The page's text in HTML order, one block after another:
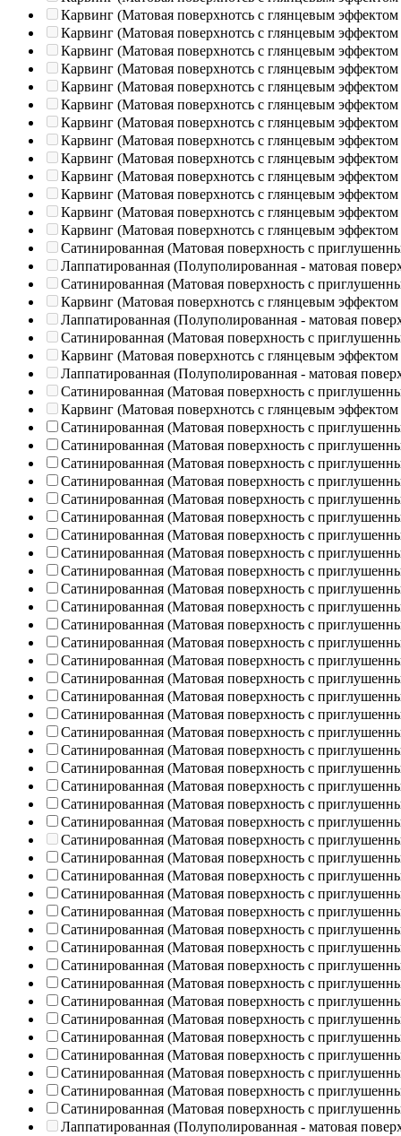
Карвинг (Матовая поверхнотсь с глянцевым эффектом
Карвинг (Матовая поверхнотсь с глянцевым эффектом
Карвинг (Матовая поверхнотсь с глянцевым эффектом
Карвинг (Матовая поверхнотсь с глянцевым эффектом
Карвинг (Матовая поверхнотсь с глянцевым эффектом
Карвинг (Матовая поверхнотсь с глянцевым эффектом
Карвинг (Матовая поверхнотсь с глянцевым эффектом
Карвинг (Матовая поверхнотсь с глянцевым эффектом
Карвинг (Матовая поверхнотсь с глянцевым эффектом
Карвинг (Матовая поверхнотсь с глянцевым эффектом
Карвинг (Матовая поверхнотсь с глянцевым эффектом
Карвинг (Матовая поверхнотсь с глянцевым эффектом
Карвинг (Матовая поверхнотсь с глянцевым эффектом
Сатинированная (Матовая поверхность с
Лаппатированная (Полуполированная - матовая
Сатинированная (Матовая поверхность с
Карвинг (Матовая поверхнотсь с глянцевым эффектом
Лаппатированная (Полуполированная - матовая
Сатинированная (Матовая поверхность с
Карвинг (Матовая поверхнотсь с глянцевым эффектом
Лаппатированная (Полуполированная - матовая
Сатинированная (Матовая поверхность с
Карвинг (Матовая поверхнотсь с глянцевым эффектом
Сатинированная (Матовая поверхность с
Сатинированная (Матовая поверхность с
Сатинированная (Матовая поверхность с
Сатинированная (Матовая поверхность с
Сатинированная (Матовая поверхность с
Сатинированная (Матовая поверхность с
Сатинированная (Матовая поверхность с
Сатинированная (Матовая поверхность с
Сатинированная (Матовая поверхность с
Сатинированная (Матовая поверхность с
Сатинированная (Матовая поверхность с
Сатинированная (Матовая поверхность с
Сатинированная (Матовая поверхность с
Сатинированная (Матовая поверхность с
Сатинированная (Матовая поверхность с
Сатинированная (Матовая поверхность с
Сатинированная (Матовая поверхность с
Сатинированная (Матовая поверхность с
Сатинированная (Матовая поверхность с
Сатинированная (Матовая поверхность с
Сатинированная (Матовая поверхность с
Сатинированная (Матовая поверхность с
Сатинированная (Матовая поверхность с
Сатинированная (Матовая поверхность с
Сатинированная (Матовая поверхность с
Сатинированная (Матовая поверхность с
Сатинированная (Матовая поверхность с
Сатинированная (Матовая поверхность с
Сатинированная (Матовая поверхность с
Сатинированная (Матовая поверхность с
Сатинированная (Матовая поверхность с
Сатинированная (Матовая поверхность с
Сатинированная (Матовая поверхность с
Сатинированная (Матовая поверхность с
Сатинированная (Матовая поверхность с
Сатинированная (Матовая поверхность с
Сатинированная (Матовая поверхность с
Сатинированная (Матовая поверхность с
Сатинированная (Матовая поверхность с
Лаппатированная (Полуполированная - матовая